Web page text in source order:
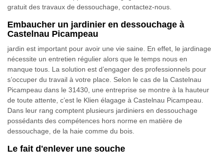
gratuit des travaux de dessouchage, contactez-nous.
Embaucher un jardinier en dessouchage à
Castelnau Picampeau
jardin est important pour avoir une vie saine. En effet, le jardinage
nécessite un entretien régulier alors que le temps nous en
manque tous. La solution est d’engager des professionnels pour
s’occuper du travail à votre place. Selon le cas de la Castelnau
Picampeau dans le 31430, une entreprise se montre à la hauteur
de toute attente, c’est le Klien élagage à Castelnau Picampeau.
Dans leur rang comptent plusieurs jardiniers en dessouchage
possédants des compétences hors norme en matière de
dessouchage, de la haie comme du bois.
Le fait d'enlever une souche